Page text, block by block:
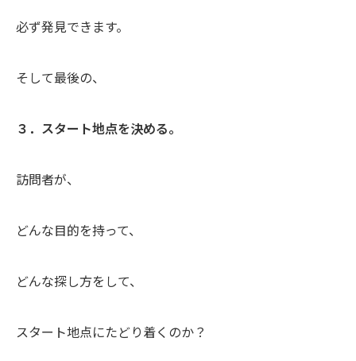
必ず発見できます。
そして最後の、
３．スタート地点を決める。
訪問者が、
どんな目的を持って、
どんな探し方をして、
スタート地点にたどり着くのか？